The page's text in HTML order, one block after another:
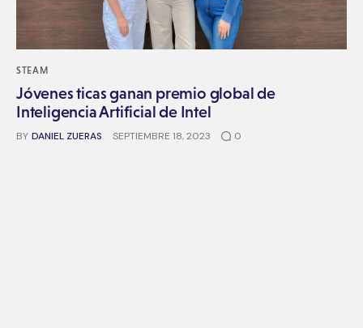
STEAM
Jóvenes ticas ganan premio global de
Inteligencia Artificial de Intel
BY DANIEL ZUERAS SEPTIEMBRE 18, 2023 0